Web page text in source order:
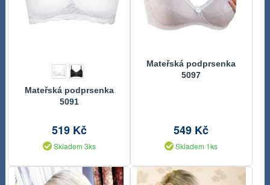
Mateřská podprsenka
5091
519 Kč
Skladem 3ks
Mateřská podprsenka
5097
549 Kč
Skladem 1ks